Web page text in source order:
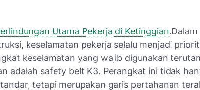
Utama Pekerja di Ketinggian.Dalam
keselamatan pekerja selalu menjadi
keselamatan yang wajib digunakan
adalah safety belt K3. Perangkat ini tidak
tetapi merupakan garis pertahanan